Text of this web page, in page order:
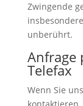
Zwingende
unberührt.
Anfrage
Telefax
Wenn Sie